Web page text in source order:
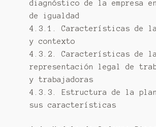
diagnóstico de la empresa
de igualdad
4.3.1. Características de la
y contexto
4.3.2. Características de la
representación legal de
y trabajadoras
4.3.3. Estructura de la
sus características